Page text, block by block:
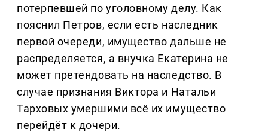
потерпевшей по уголовному делу. Как
пояснил Петров, если есть наследник
первой очереди, имущество дальше не
распределяется, а внучка Екатерина не
может претендовать на наследство. В
случае признания Виктора и Натальи
Тарховых умершими всё их имущество
перейдёт к дочери.